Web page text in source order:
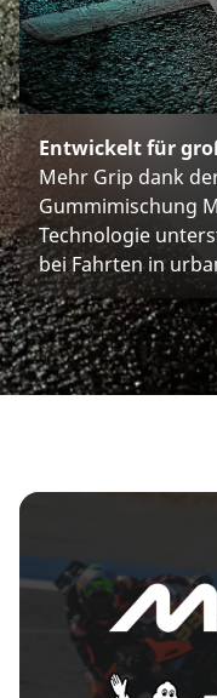
Entwickelt für
Mehr Grip dank
Gummimischung
Technologie
bei Fahrten in